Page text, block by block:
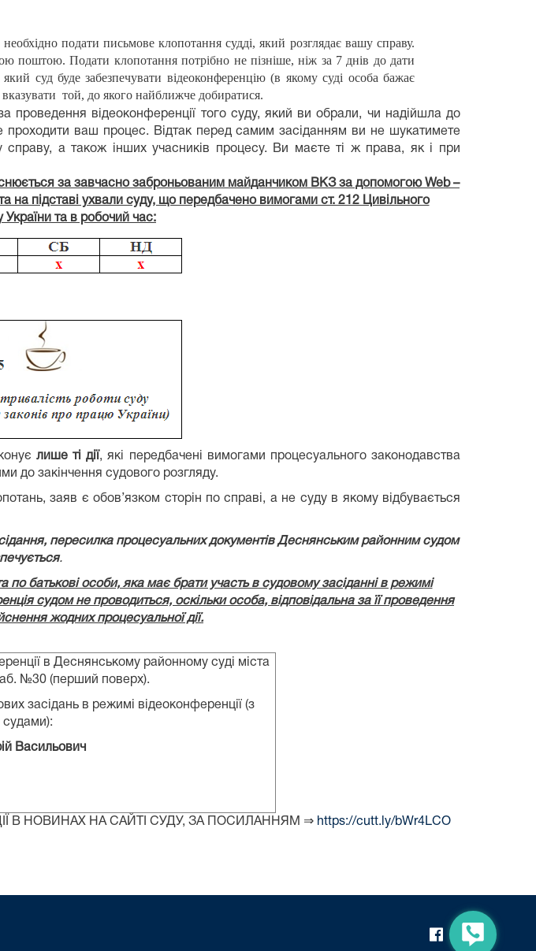
подати письмове клопотання судді, який розглядає вашу справу.
поштою. Подати клопотання потрібно не пізніше, ніж за 7 днів до дати
який суд буде забезпечувати відеоконференцію (в якому суді особа бажає
той, до якого найближче добиратися.
проведення відеоконференції того суду, який ви обрали, чи надійшла до
проходити ваш процес. Відтак перед самим засіданням ви не шукатимете
а також інших учасників процесу. Ви маєте ті ж права, як і при
за завчасно заброньованим майданчиком ВКЗ за допомогою Web –
на підставі ухвали суду, що передбачено вимогами ст. 212 Цивільного
та в робочий час:
лише ті дії, які передбачені вимогами процесуального законодавства
до закінчення судового розгляду.
заяв є обов’язком сторін по справі, а не суду в якому відбувається
пересилка процесуальних документів Деснянським районним судом
.
по батькові особи, яка має брати участь в судовому засіданні в режимі
судом не проводиться, оскільки особа, відповідальна за її проведення
жодних процесуальної дії.
в Деснянському районному суді міста
№30 (перший поверх).
засідань в режимі відеоконференції (з
судами):
Васильович
В НОВИНАХ НА САЙТІ СУДУ, ЗА ПОСИЛАННЯМ ⇒ https://cutt.ly/bWr4LCO